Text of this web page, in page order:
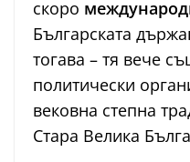
скоро
Българската
тогава – тя вече
политически
вековна степна
Стара Велика